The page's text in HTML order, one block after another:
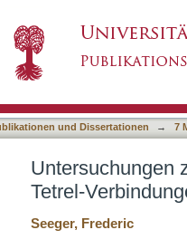
und Dissertationen → 7
Untersuchungen
Tetrel-
Seeger, Frederic